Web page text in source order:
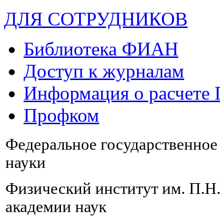
ДЛЯ СОТРУДНИКОВ
Библиотека ФИАН
Доступ к журналам
Информация о
Профком
Федеральное
науки
Физический институт им.
академии наук